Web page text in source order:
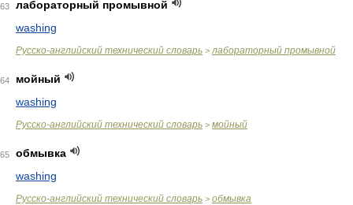
63
лабораторный промывной
washing
Русско-английский технический словарь > лабораторный промывной
64
мойный
washing
Русско-английский технический словарь > мойный
65
обмывка
washing
Русско-английский технический словарь > обмывка